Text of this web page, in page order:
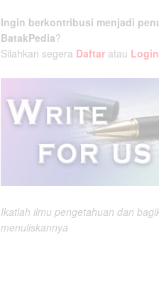
Ingin berkontribusi menjadi
BatakPedia?
Silahkan segera Daftar atau Login
Ikatlah ilmu pengetahuan dan
menuliskannya